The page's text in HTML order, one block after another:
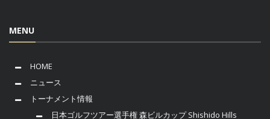
MENU
HOME
ニュース
トーナメント情報
日本ゴルフツアー選手権 森ビルカップ Shishido Hills